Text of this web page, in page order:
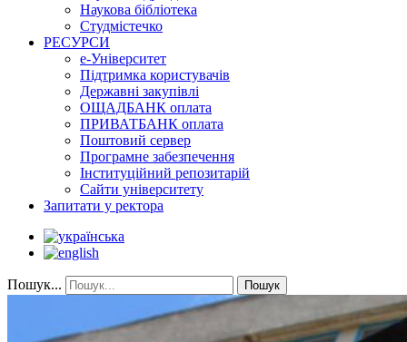
Наукова бібліотека
Студмістечко
РЕСУРСИ
е-Університет
Підтримка користувачів
Державні закупівлі
ОЩАДБАНК оплата
ПРИВАТБАНК оплата
Поштовий сервер
Програмне забезпечення
Інституційний репозитарій
Сайти університету
Запитати у ректора
Пошук... Пошук